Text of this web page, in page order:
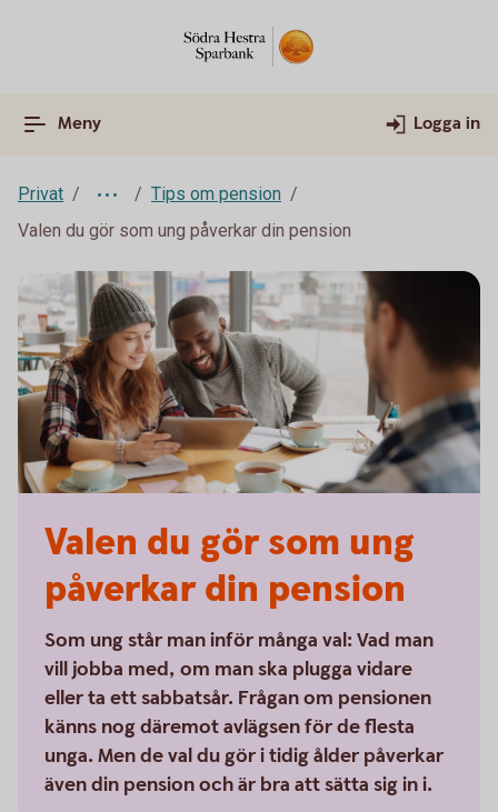
Meny Logga in
Privat
Tips om pension
Valen du gör som ung påverkar din pension
Valen du gör som ung
påverkar din pension
Som ung står man inför många val: Vad man
vill jobba med, om man ska plugga vidare
eller ta ett sabbatsår. Frågan om pensionen
känns nog däremot avlägsen för de flesta
unga. Men de val du gör i tidig ålder påverkar
även din pension och är bra att sätta sig in i.